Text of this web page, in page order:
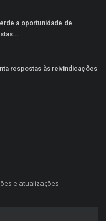
a oportunidade de
respostas às reivindicações
e atualizações